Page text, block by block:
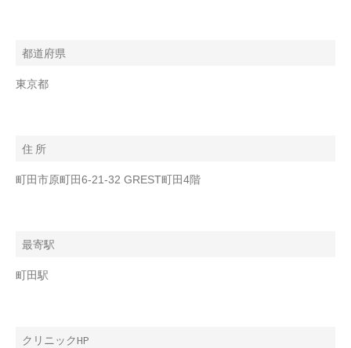
都道府県
東京都
住 所
町田市原町田6-21-32 GREST町田4階
最寄駅
町田駅
クリニックHP